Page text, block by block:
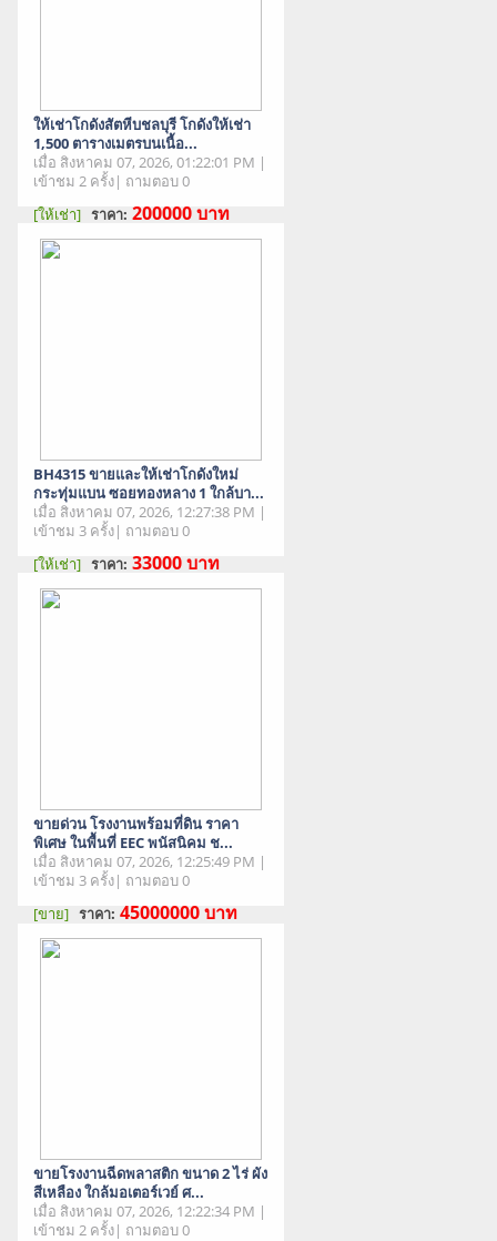
ให้เช่าโกดังสัตหีบชลบุรี โกดังให้เช่า
1,500 ตารางเมตรบนเนื้อ...
เมื่อ สิงหาคม 07, 2026, 01:22:01 PM |
เข้าชม 2 ครั้ง| ถามตอบ 0
[ให้เช่า] ราคา: 200000บาท
BH4315 ขายและให้เช่าโกดังใหม่
กระทุ่มแบน ซอยทองหลาง 1 ใกล้บา...
เมื่อ สิงหาคม 07, 2026, 12:27:38 PM |
เข้าชม 3 ครั้ง| ถามตอบ 0
[ให้เช่า] ราคา: 33000บาท
ขายด่วน โรงงานพร้อมที่ดิน ราคา
พิเศษ ในพื้นที่ EEC พนัสนิคม ช...
เมื่อ สิงหาคม 07, 2026, 12:25:49 PM |
เข้าชม 3 ครั้ง| ถามตอบ 0
[ขาย] ราคา: 45000000บาท
ขายโรงงานฉีดพลาสติก ขนาด 2 ไร่ ผัง
สีเหลือง ใกล้มอเตอร์เวย์ ศ...
เมื่อ สิงหาคม 07, 2026, 12:22:34 PM |
เข้าชม 2 ครั้ง| ถามตอบ 0